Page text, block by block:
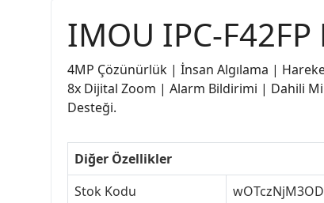
IMOU IPC-
4MP Çözünürlük | İnsan Algılama |
8x Dijital Zoom | Alarm Bildirimi | Dahili
Desteği.
Diğer Özellikler
Stok Kodu